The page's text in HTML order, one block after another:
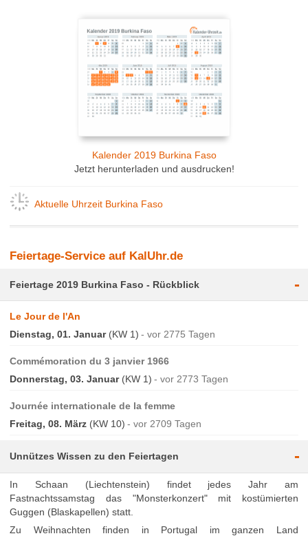
Kalender 2019 Burkina Faso
Jetzt herunterladen und ausdrucken!
Aktuelle Uhrzeit Burkina Faso
Feiertage-Service auf KalUhr.de
Feiertage 2019 Burkina Faso - Rückblick -
Le Jour de l'An
Dienstag, 01. Januar(KW 1) vor 2775 Tagen
Commémoration du 3 janvier 1966
Donnerstag, 03. Januar(KW 1) vor 2773 Tagen
Journée internationale de la femme
Freitag, 08. März (KW 10) vor 2709 Tagen
Unnützes Wissen zu den Feiertagen -
In Schaan (Liechtenstein) findet jedes Jahr am
Fastnachtssamstag das "Monsterkonzert" mit kostümierten
Guggen (Blaskapellen) statt.
Zu Weihnachten finden in Portugal im ganzen Land